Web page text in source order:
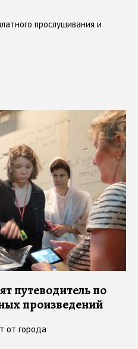
прослушивания и
путеводитель по
произведений
от города